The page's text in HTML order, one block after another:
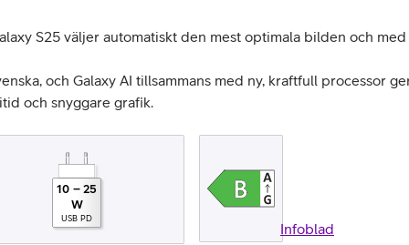
S25 väljer automatiskt den mest optimala bilden och
och Galaxy AI tillsammans med ny, kraftfull processor
och snyggare grafik.
10 – 25
W
USB PD
Infoblad